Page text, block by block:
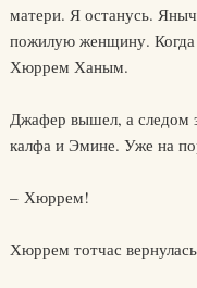
матери. Я останусь.
пожилую женщину. Когда
Хюррем Ханым.
Джафер вышел, а следом
калфа и Эмине. Уже на
– Хюррем!
Хюррем тотчас